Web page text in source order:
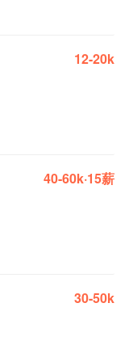
12-20k
40-60k·15薪
30-50k